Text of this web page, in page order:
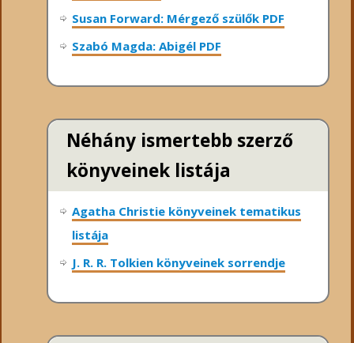
Susan Forward: Mérgező szülők PDF
Szabó Magda: Abigél PDF
Néhány ismertebb szerző
könyveinek listája
Agatha Christie könyveinek tematikus
listája
J. R. R. Tolkien könyveinek sorrendje